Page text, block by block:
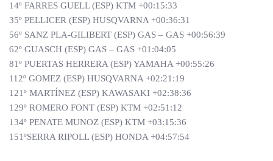
14º FARRES GUELL (ESP) KTM +00:15:33
35º PELLICER (ESP) HUSQVARNA +00:36:31
56º SANZ PLA-GILIBERT (ESP) GAS – GAS +00:56:39
62º GUASCH (ESP) GAS – GAS +01:04:05
81º PUERTAS HERRERA (ESP) YAMAHA +00:55:26
112º GOMEZ (ESP) HUSQVARNA +02:21:19
121º MARTÍNEZ (ESP) KAWASAKI +02:38:36
129º ROMERO FONT (ESP) KTM +02:51:12
134º PENATE MUNOZ (ESP) KTM +03:15:36
151ºSERRA RIPOLL (ESP) HONDA +04:57:54